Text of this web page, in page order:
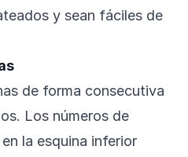
y sean fáciles de
de forma consecutiva
Los números de
la esquina inferior